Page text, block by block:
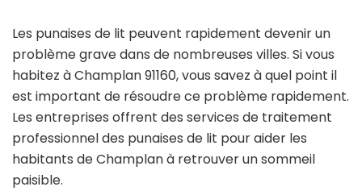
Les punaises de lit peuvent rapidement devenir un
problème grave dans de nombreuses villes. Si vous
habitez à Champlan 91160, vous savez à quel point il
est important de résoudre ce problème rapidement.
Les entreprises offrent des services de traitement
professionnel des punaises de lit pour aider les
habitants de Champlan à retrouver un sommeil
paisible.